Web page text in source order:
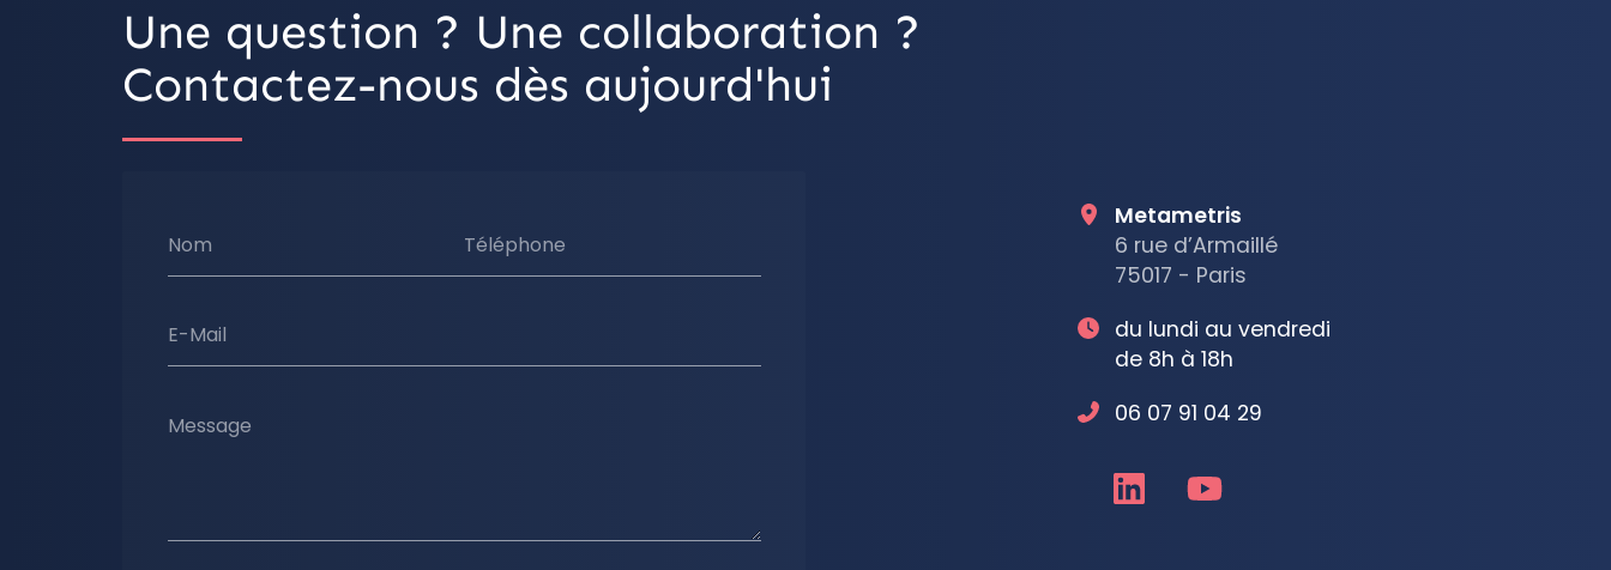
Une question ? Une collaboration ?
Contactez-nous dès aujourd'hui
Nom Téléphone
E-Mail
Message
Metametris
6 rue d’Armaillé
75017 - Paris
du lundi au vendredi
de 8h à 18h
06 07 91 04 29